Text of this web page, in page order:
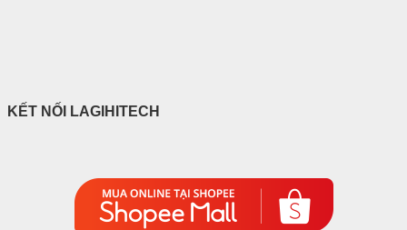
KẾT NỐI LAGIHITECH